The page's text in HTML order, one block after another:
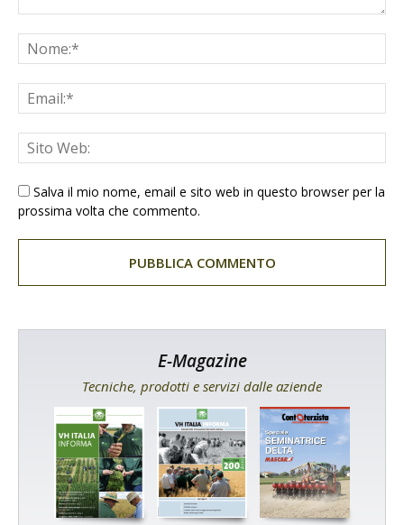
Salva il mio nome, email e sito web in questo browser per la
prossima volta che commento.
E-Magazine
Tecniche, prodotti e servizi dalle aziende